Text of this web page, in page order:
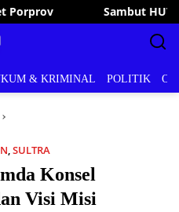
Irham Kalenggo Buka Porseni
& KRIMINAL POLITIK
,SULTRA
Konsel
Visi Misi